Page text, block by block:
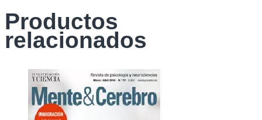
cantidad
Productos
relacionados